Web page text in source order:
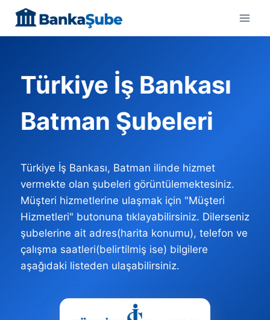
content
Türkiye İş Bankası
Batman Şubeleri
Türkiye İş Bankası, Batman ilinde hizmet
vermekte olan şubeleri görüntülemektesiniz.
Müşteri hizmetlerine ulaşmak için "Müşteri
Hizmetleri" butonuna tıklayabilirsiniz. Dilerseniz
şubelerine ait adres(harita konumu), telefon ve
çalışma saatleri(belirtilmiş ise) bilgilere
aşağıdaki listeden ulaşabilirsiniz.